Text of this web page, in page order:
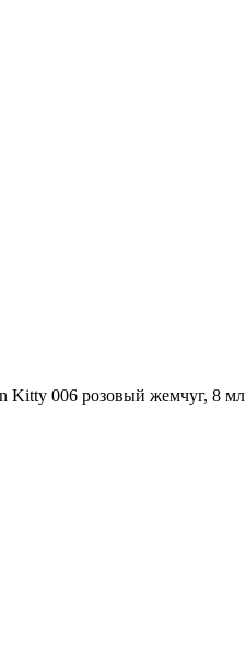
Kitty 006 розовый жемчуг, 8 мл